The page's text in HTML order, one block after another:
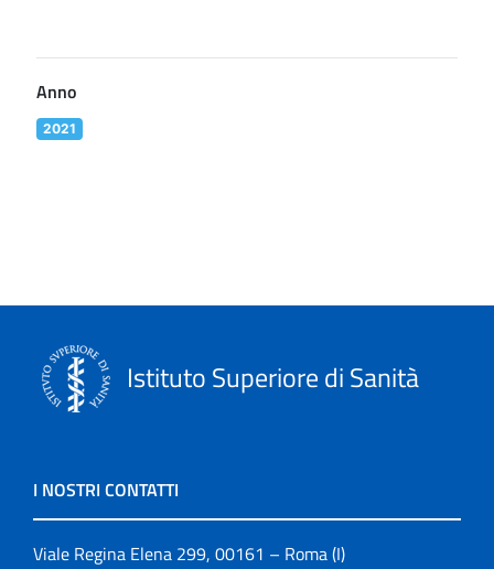
Anno
2021
Istituto Superiore di Sanità
I NOSTRI CONTATTI
Viale Regina Elena 299, 00161 – Roma (I)